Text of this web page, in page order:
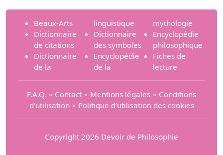
Beaux-Arts
Dictionnaire
de citations
Dictionnaire
de la
linguistique
Dictionnaire
des symboles
Encyclopédie
de la
mythologie
Encyclopédie
philosophique
Fiches de
lecture
F.A.Q. ∘ Contact ∘ Mentions légales ∘ Conditions
d'utilisation ∘ Politique d’utilisation des cookies
Copyright 2026 Devoir de Philosophie